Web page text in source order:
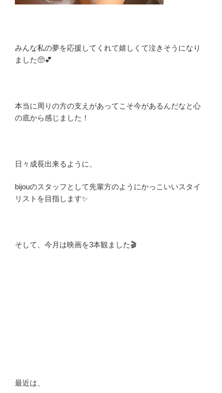
みんな私の夢を応援してくれて嬉しくて泣きそうになり
ました🥺💕
本当に周りの方の支えがあってこそ今があるんだなと心
の底から感じました！
日々成長出来るように、
bijouのスタッフとして先輩方のようにかっこいいスタイ
リストを目指します✨
そして、今月は映画を3本観ました🎬
最近は、